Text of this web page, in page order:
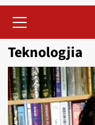
Menu
Teknologjia